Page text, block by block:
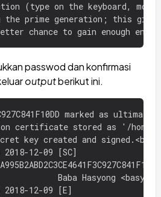
(type on the keyboard,
prime generation; this gives
passwod dan konfirmasi
outputberikut ini.
marked as
certificate stored as '/home/
key created and signed.<br>
12-09 [SC]
Baba Hasyong